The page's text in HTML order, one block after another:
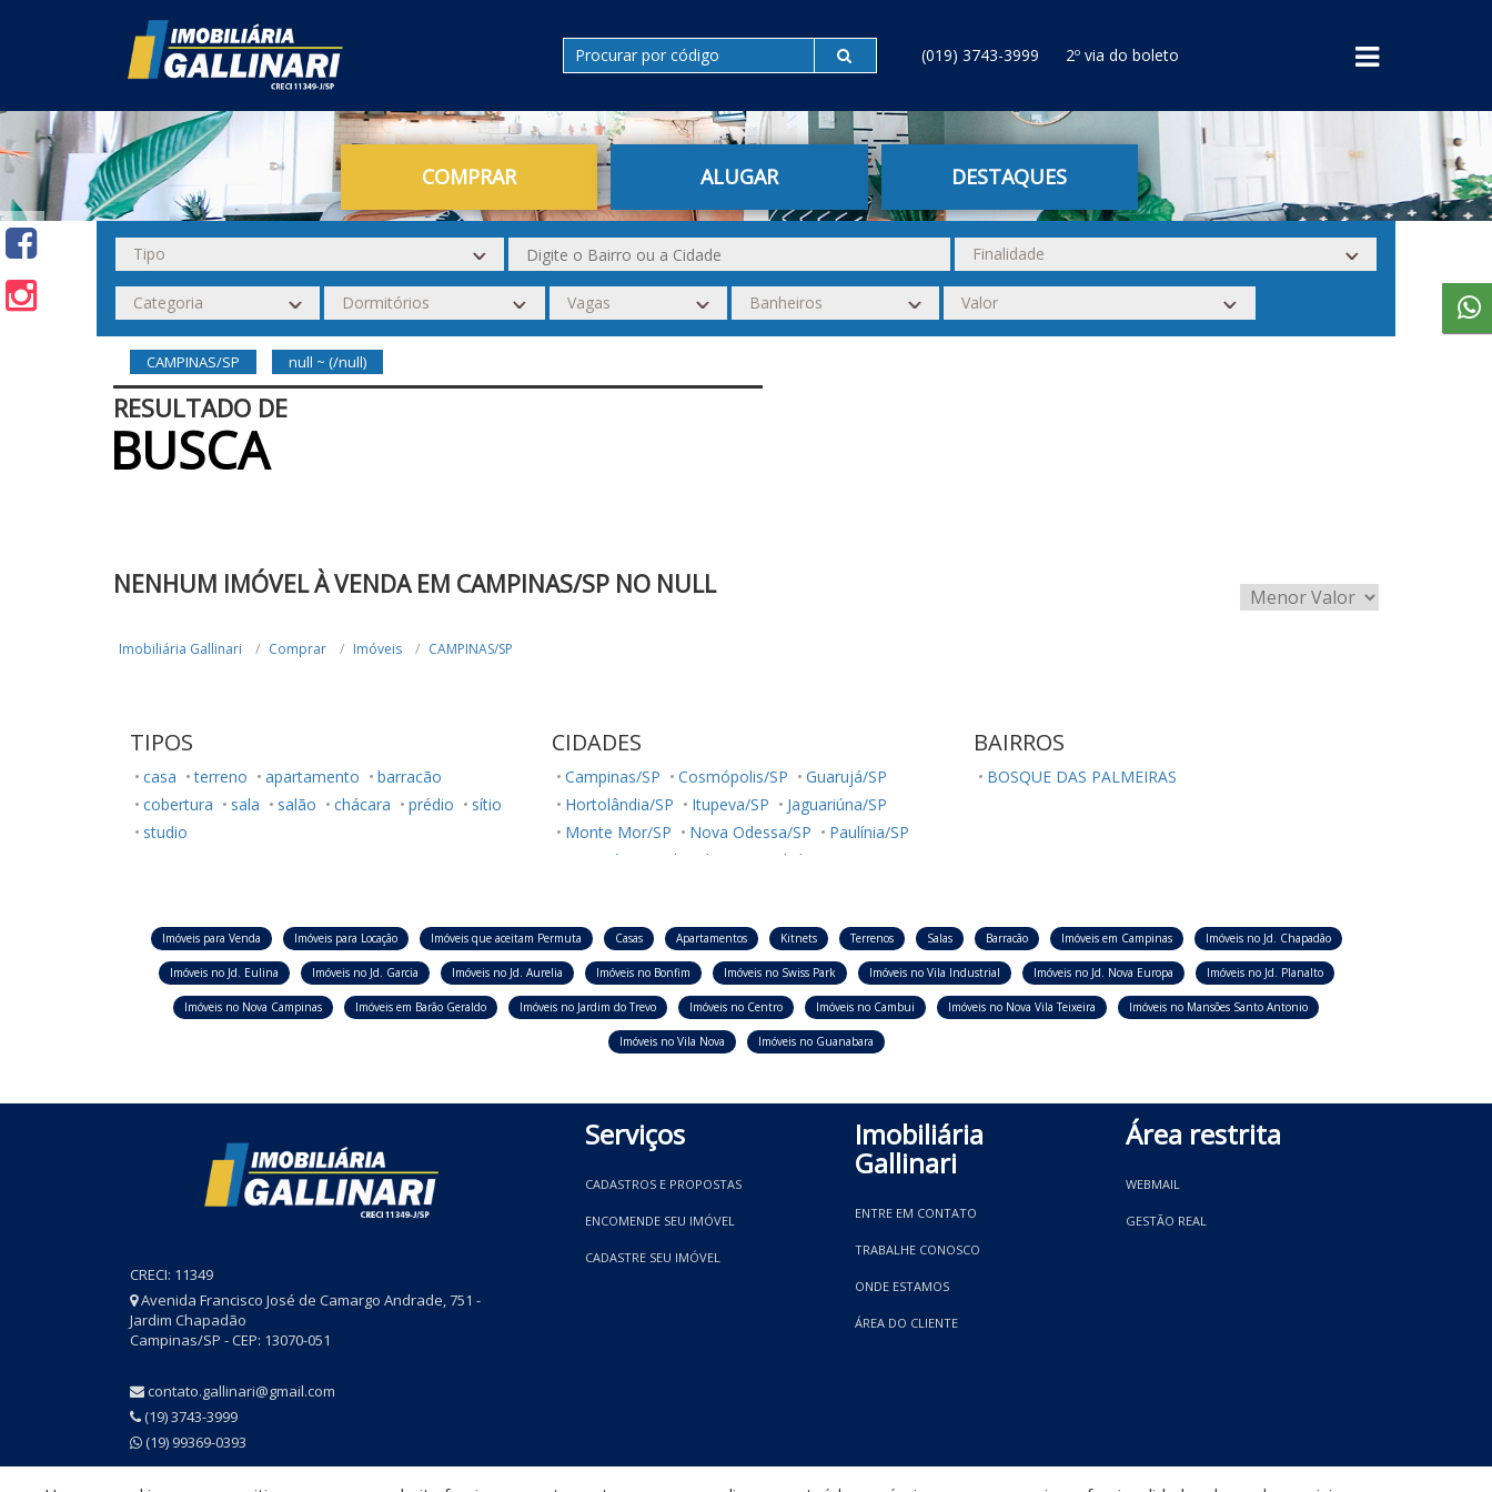
(019) 3743-3999 2º via do boleto
COMPRAR ALUGAR DESTAQUES
CAMPINAS/SP null ~ (/null)
RESULTADO DE
BUSCA
NENHUM IMÓVEL À VENDA EM CAMPINAS/SP NO NULL
Imobiliária Gallinari Comprar Imóveis CAMPINAS/SP
TIPOS
casa terreno apartamento
barracão
cobertura
sala salão chácara prédio
sítio
studio
CIDADES
Campinas/SP Cosmópolis/SP
Guarujá/SP
Hortolândia/SP
Itupeva/SP
Jaguariúna/SP
Monte Mor/SP
Nova Odessa/SP
Paulínia/SP
Sumaré/SP
Ubatuba/SP
Valinhos/SP
BAIRROS
BOSQUE DAS PALMEIRAS
Imóveis para Venda Imóveis para Locação Imóveis que aceitam Permuta Casas Apartamentos Kitnets Terrenos Salas Barracão Imóveis em Campinas Imóveis no Jd. Chapadão
Imóveis no Jd. Eulina Imóveis no Jd. Garcia Imóveis no Jd. Aurelia Imóveis no Bonfim Imóveis no Swiss Park Imóveis no Vila Industrial Imóveis no Jd. Nova Europa Imóveis no Jd. Planalto
Imóveis no Nova Campinas Imóveis em Barão Geraldo Imóveis no Jardim do Trevo Imóveis no Centro Imóveis no Cambui Imóveis no Nova Vila Teixeira Imóveis no Mansões Santo Antonio
Imóveis no Vila Nova Imóveis no Guanabara
CRECI: 11349
Avenida Francisco José de Camargo Andrade, 751 -
Jardim Chapadão
Campinas/SP - CEP: 13070-051
contato.gallinari@gmail.com
(19) 3743-3999
(19) 99369-0393
Serviços
CADASTROS E PROPOSTAS
ENCOMENDE SEU IMÓVEL
CADASTRE SEU IMÓVEL
Imobiliária
Gallinari
ENTRE EM CONTATO
TRABALHE CONOSCO
ONDE ESTAMOS
ÁREA DO CLIENTE
Área restrita
WEBMAIL
GESTÃO REAL